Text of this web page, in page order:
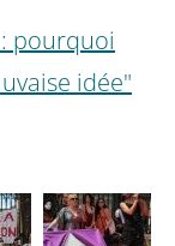
pourquoi
idée"